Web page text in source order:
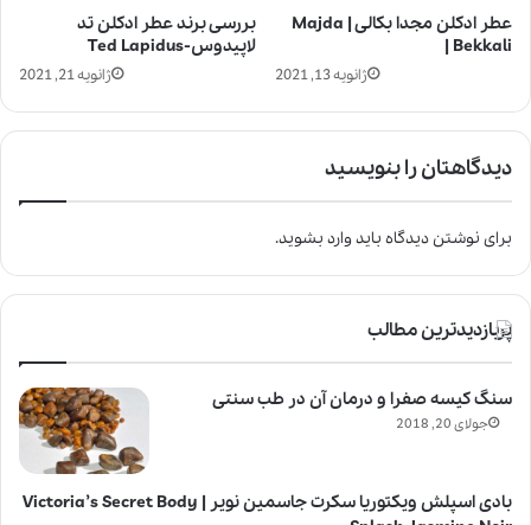
بررسی برند عطر ادکلن تد
لاپیدوس-Ted Lapidus
ژانویه 21, 2021
عطر ادکلن مجدا بکالی | Majda
Bekkali |
ژانویه 13, 2021
دیدگاهتان را بنویسید
برای نوشتن دیدگاه بایدوارد بشوید.
پربازدیدترین مطالب
سنگ کیسه صفرا و درمان آن در طب سنتی
جولای 20, 2018
بادی اسپلش ویکتوریا سکرت جاسمین نویر | Victoria’s Secret Body